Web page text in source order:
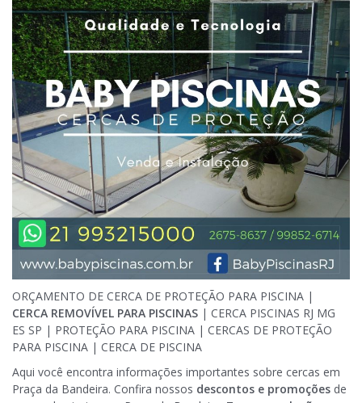
ORÇAMENTO DE CERCA DE PROTEÇÃO PARA PISCINA |
CERCA REMOVÍVEL PARA PISCINAS | CERCA PISCINAS RJ MG
ES SP | PROTEÇÃO PARA PISCINA | CERCAS DE PROTEÇÃO
PARA PISCINA | CERCA DE PISCINA
Aqui você encontra informações importantes sobre cercas em
Praça da Bandeira. Confira nossos descontos e promoções de